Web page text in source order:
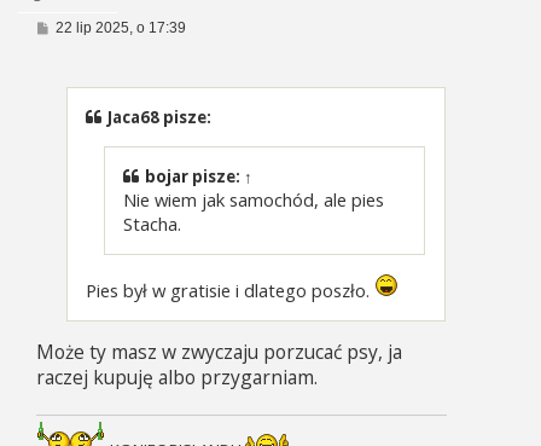
P22 lip 2025, o 17:39
Jaca68 pisze:
bojar pisze: ↑
Nie wiem jak samochód, ale pies
Stacha.
Pies był w gratisie i dlatego poszło.
Może ty masz w zwyczaju porzucać psy, ja
raczej kupuję albo przygarniam.